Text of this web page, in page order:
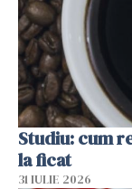
Studiu: cum
la ficat
31 IULIE 2026